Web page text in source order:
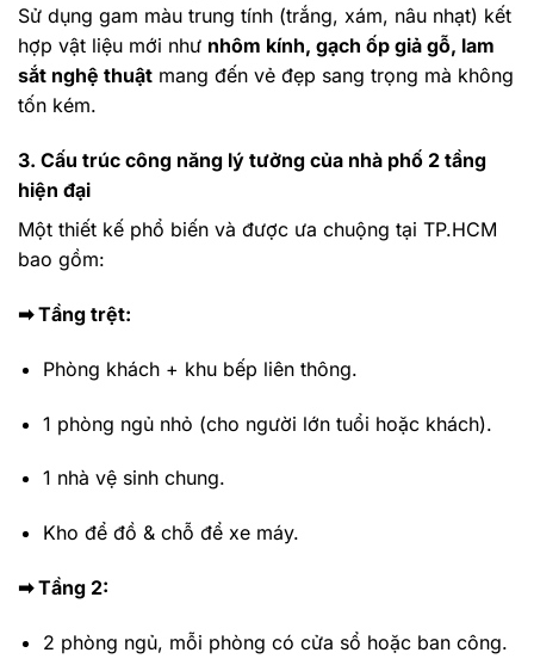
Sử dụng gam màu trung tính (trắng, xám, nâu nhạt) kết
hợp vật liệu mới như nhôm kính, gạch ốp giả gỗ, lam
sắt nghệ thuật mang đến vẻ đẹp sang trọng mà không
tốn kém.
3. Cấu trúc công năng lý tưởng của nhà phố 2 tầng
hiện đại
Một thiết kế phổ biến và được ưa chuộng tại TP.HCM
bao gồm:
➡ Tầng trệt:
Phòng khách + khu bếp liên thông.
1 phòng ngủ nhỏ (cho người lớn tuổi hoặc khách).
1 nhà vệ sinh chung.
Kho để đồ & chỗ để xe máy.
➡ Tầng 2:
2 phòng ngủ, mỗi phòng có cửa sổ hoặc ban công.